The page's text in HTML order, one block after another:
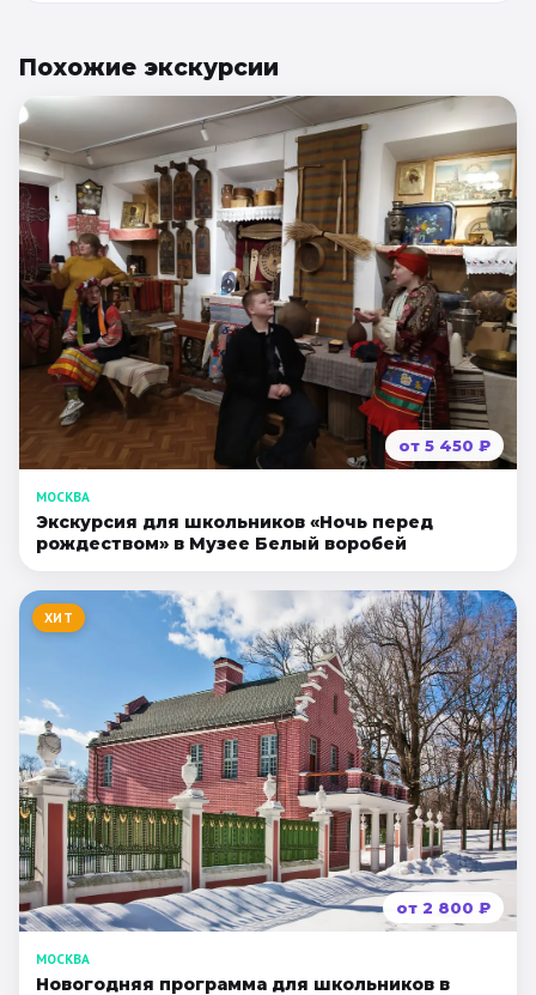
Похожие экскурсии
от 5 450 ₽
МОСКВА
Экскурсия для школьников «Ночь перед
рождеством» в Музее Белый воробей
ХИТ
от 2 800 ₽
МОСКВА
Новогодняя программа для школьников в